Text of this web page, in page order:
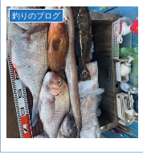
釣りのブログ